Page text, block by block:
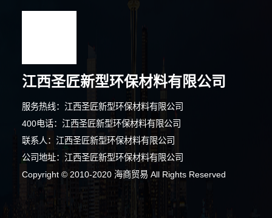
江西圣匠新型环保材料有限公司
服务热线：江西圣匠新型环保材料有限公司
400电话：江西圣匠新型环保材料有限公司
联系人：江西圣匠新型环保材料有限公司
公司地址：江西圣匠新型环保材料有限公司
Copyright © 2010-2020 海商贸易 All Rights Reserved
7分钟前 卢先生 正在咨询
7分钟前 钟先生 正在咨询